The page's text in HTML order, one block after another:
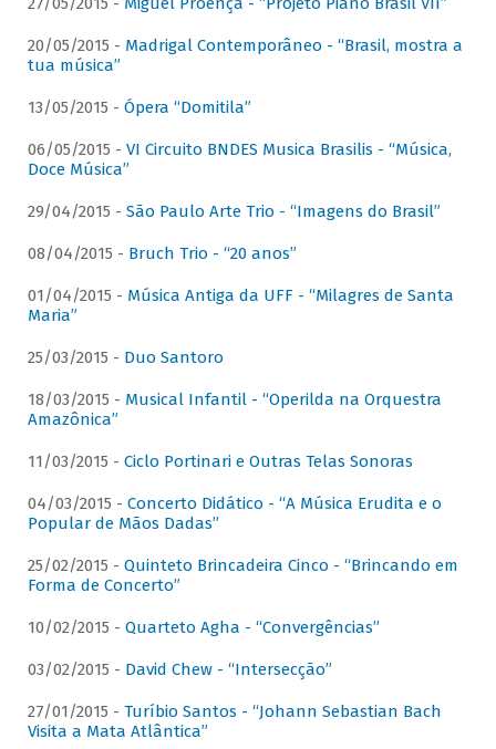
20/05/2015 - Madrigal Contemporâneo - “Brasil, mostra a
tua música”
13/05/2015 - Ópera “Domitila”
06/05/2015 - VI Circuito BNDES Musica Brasilis - “Música,
Doce Música”
29/04/2015 - São Paulo Arte Trio - “Imagens do Brasil”
08/04/2015 - Bruch Trio - “20 anos”
01/04/2015 - Música Antiga da UFF - “Milagres de Santa
Maria”
25/03/2015 - Duo Santoro
18/03/2015 - Musical Infantil - “Operilda na Orquestra
Amazônica”
11/03/2015 - Ciclo Portinari e Outras Telas Sonoras
04/03/2015 - Concerto Didático - “A Música Erudita e o
Popular de Mãos Dadas”
25/02/2015 - Quinteto Brincadeira Cinco - “Brincando em
Forma de Concerto”
10/02/2015 - Quarteto Agha - “Convergências”
03/02/2015 - David Chew - “Intersecção”
27/01/2015 - Turíbio Santos - “Johann Sebastian Bach
Visita a Mata Atlântica”